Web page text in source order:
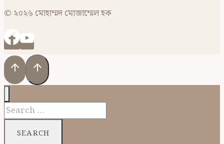
© ২০২৬ মোহাম্মদ মোজাম্মেল হক
Search
for: